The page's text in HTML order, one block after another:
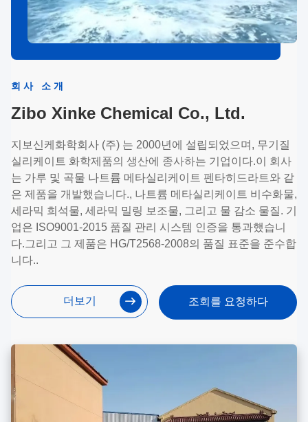
회사 소개
Zibo Xinke Chemical Co., Ltd.
지보신케화학회사 (주) 는 2000년에 설립되었으며, 무기질
실리케이트 화학제품의 생산에 종사하는 기업이다.이 회사
는 가루 및 곡물 나트륨 메타실리케이트 펜타히드라트와 같
은 제품을 개발했습니다., 나트륨 메타실리케이트 비수화물,
세라믹 희석물, 세라믹 밀링 보조물, 그리고 물 감소 물질. 기
업은 ISO9001-2015 품질 관리 시스템 인증을 통과했습니
다.그리고 그 제품은 HG/T2568-2008의 품질 표준을 준수합
니다..
더보기 조회를 요청하다